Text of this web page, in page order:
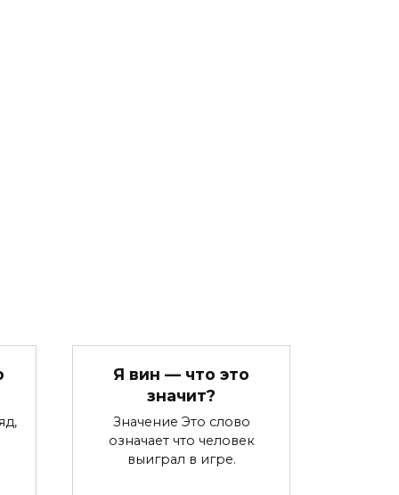
Я вин — что это
значит?
Значение Это слово
означает что человек
выиграл в игре.